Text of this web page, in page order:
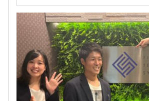
無期雇用
6カ月（条件などの変更はありません）